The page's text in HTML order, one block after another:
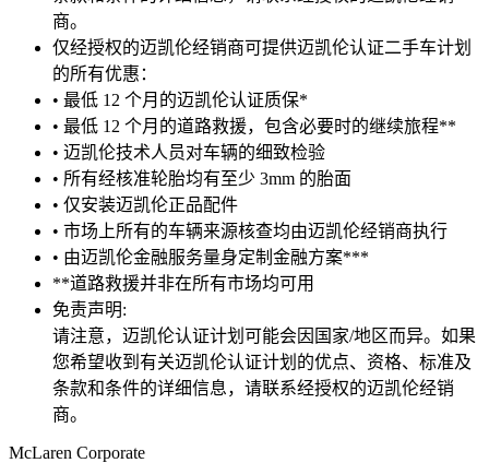
商。
仅经授权的迈凯伦经销商可提供迈凯伦认证二手车计划
的所有优惠：
• 最低 12 个月的迈凯伦认证质保*
• 最低 12 个月的道路救援，包含必要时的继续旅程**
• 迈凯伦技术人员对车辆的细致检验
• 所有经核准轮胎均有至少 3mm 的胎面
• 仅安装迈凯伦正品配件
• 市场上所有的车辆来源核查均由迈凯伦经销商执行
• 由迈凯伦金融服务量身定制金融方案***
**道路救援并非在所有市场均可用
免责声明:
请注意，迈凯伦认证计划可能会因国家/地区而异。如果
您希望收到有关迈凯伦认证计划的优点、资格、标准及
条款和条件的详细信息，请联系经授权的迈凯伦经销
商。
McLaren Corporate